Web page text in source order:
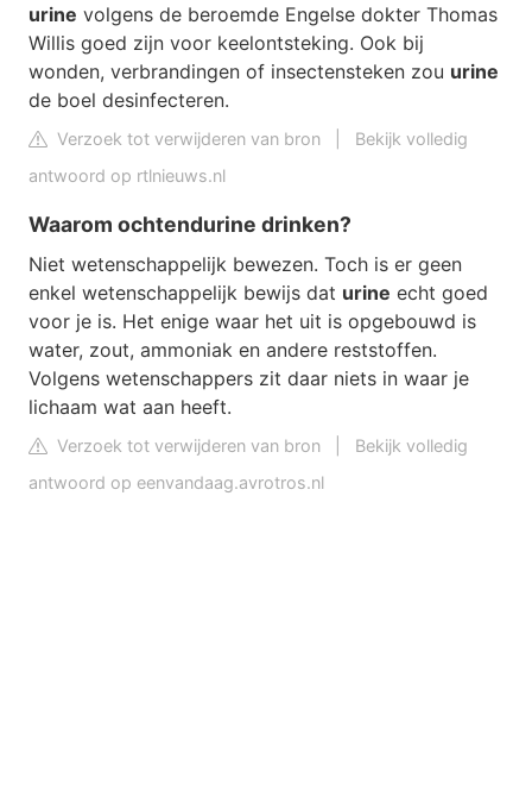
urine volgens de beroemde Engelse dokter Thomas
Willis goed zijn voor keelontsteking. Ook bij
wonden, verbrandingen of insectensteken zou urine
de boel desinfecteren.
Verzoek tot verwijderen van bron
Bekijk volledig
antwoord op rtlnieuws.nl
Waarom ochtendurine drinken?
Niet wetenschappelijk bewezen. Toch is er geen
enkel wetenschappelijk bewijs dat urine echt goed
voor je is. Het enige waar het uit is opgebouwd is
water, zout, ammoniak en andere reststoffen.
Volgens wetenschappers zit daar niets in waar je
lichaam wat aan heeft.
Verzoek tot verwijderen van bron
Bekijk volledig
antwoord op eenvandaag.avrotros.nl